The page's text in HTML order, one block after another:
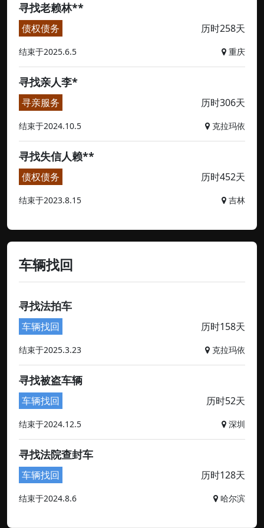
寻找老赖林**
债权债务 历时258天
结束于2025.6.5 重庆
寻找亲人李*
寻亲服务 历时306天
结束于2024.10.5 克拉玛依
寻找失信人赖**
债权债务 历时452天
结束于2023.8.15 吉林
车辆找回
寻找法拍车
车辆找回 历时158天
结束于2025.3.23 克拉玛依
寻找被盗车辆
车辆找回 历时52天
结束于2024.12.5 深圳
寻找法院查封车
车辆找回 历时128天
结束于2024.8.6 哈尔滨